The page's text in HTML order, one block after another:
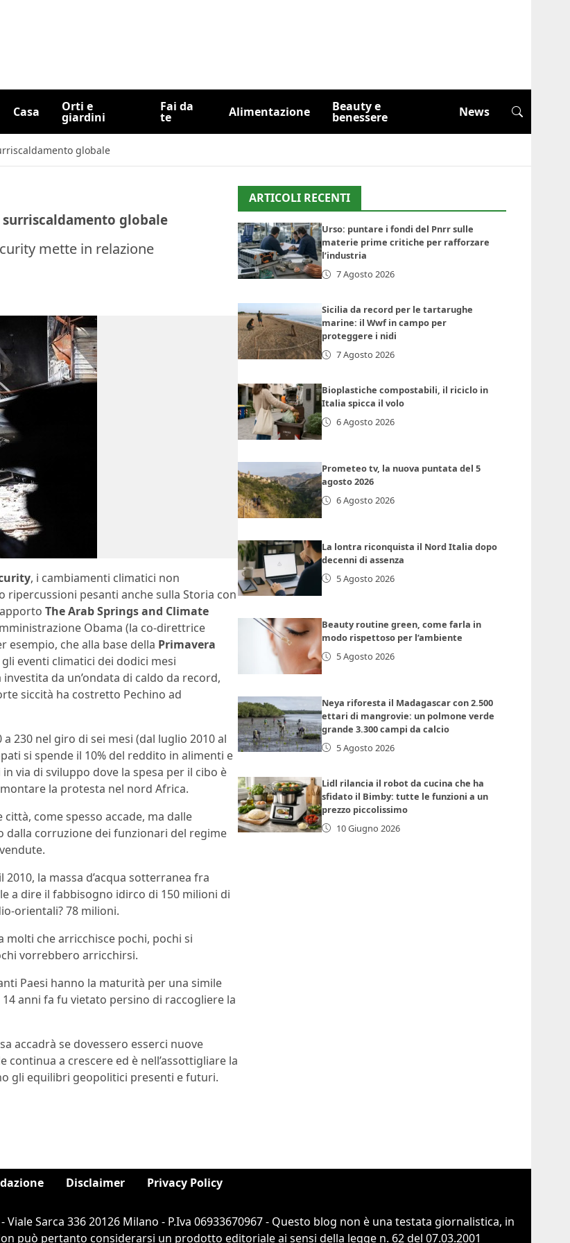
Casa Orti e
giardini
Fai da
te Alimentazione Beauty e
benessere News
globale
globale
mette in relazione
, i cambiamenti climatici non
pesanti anche sulla Storia con
The Arab Springs and Climate
Obama (la co-direttrice
esempio, che alla base della Primavera
eventi climatici dei dodici mesi
investita da un’ondata di caldo da record,
siccità ha costretto Pechino ad
230 nel giro di sei mesi (dal luglio 2010 al
si spende il 10% del reddito in alimenti e
via di sviluppo dove la spesa per il cibo è
la protesta nel nord Africa.
come spesso accade, ma dalle
corruzione dei funzionari del regime
la massa d’acqua sotterranea fra
a dire il fabbisogno idirco di 150 milioni di
orientali? 78 milioni.
che arricchisce pochi, pochi si
vorrebbero arricchirsi.
Paesi hanno la maturità per una simile
anni fa fu vietato persino di raccogliere la
accadrà se dovessero esserci nuove
a crescere ed è nell’assottigliare la
gli equilibri geopolitici presenti e futuri.
ARTICOLI RECENTI
Urso: puntare i fondi del Pnrr sulle
materie prime critiche per rafforzare
l’industria
7 Agosto 2026
Sicilia da record per le tartarughe
marine: il Wwf in campo per
proteggere i nidi
7 Agosto 2026
Bioplastiche compostabili, il riciclo in
Italia spicca il volo
6 Agosto 2026
Prometeo tv, la nuova puntata del 5
agosto 2026
6 Agosto 2026
La lontra riconquista il Nord Italia dopo
decenni di assenza
5 Agosto 2026
Beauty routine green, come farla in
modo rispettoso per l’ambiente
5 Agosto 2026
Neya riforesta il Madagascar con 2.500
ettari di mangrovie: un polmone verde
grande 3.300 campi da calcio
5 Agosto 2026
Lidl rilancia il robot da cucina che ha
sfidato il Bimby: tutte le funzioni a un
prezzo piccolissimo
10 Giugno 2026
Disclaimer Privacy Policy
Sarca 336 20126 Milano - P.Iva 06933670967 - Questo blog non è una testata giornalistica, in
può pertanto considerarsi un prodotto editoriale ai sensi della legge n. 62 del 07.03.2001